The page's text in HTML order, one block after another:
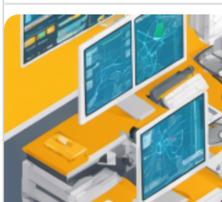
Специализированная программа профессиональной
обучения, предназначена для инженеров-
безопасность тепловых сетей. Заниматься можно
профессиональной деятельностью. Курс включает
эксплуатации энергоустановок, а также нормы
современные методы анализа надежности объектов
формате несложного теста (до 10 вопросов) без
успешных сдач с первой попытки). Рефераты и
дешевый курс среди аналогичных программ. Выдача
автоматическом режиме. Как только слушатель
передаются в Битрикс24 для формирования
Обработка занимает до 30 минут, затем документ